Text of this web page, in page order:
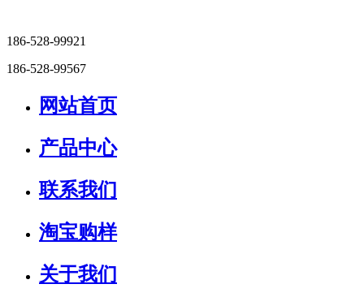
186-528-99921
186-528-99567
网站首页
产品中心
联系我们
淘宝购样
关于我们